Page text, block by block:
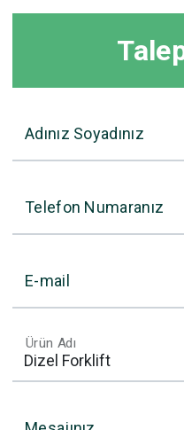
Adınız Soyadınız
Telefon Numaranız
E-mail
Ürün Adı